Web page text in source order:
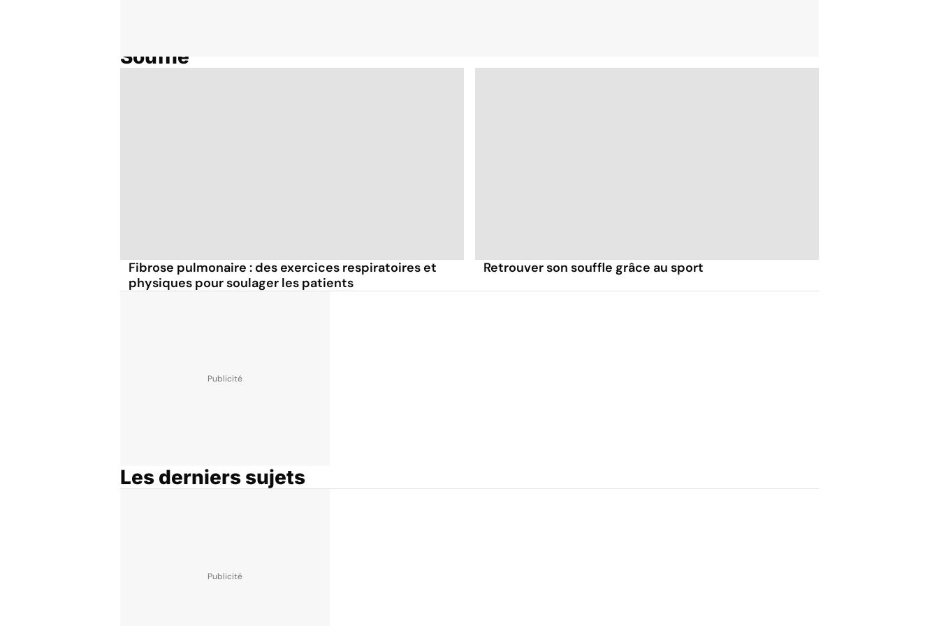
Souffle
Fibrose pulmonaire : des exercices respiratoires et
physiques pour soulager les patients
Retrouver son souffle grâce au sport
Les derniers sujets